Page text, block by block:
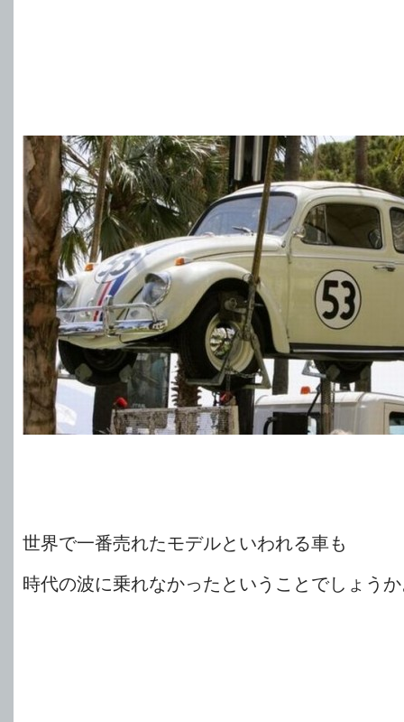
世界で一番売れたモデルといわれる車も
時代の波に乗れなかったということでしょう